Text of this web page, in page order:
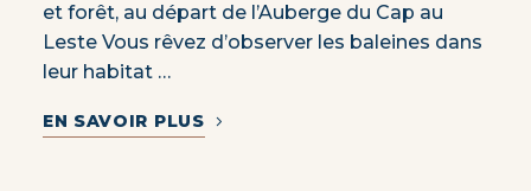
et forêt, au départ de l’Auberge du Cap au
Leste Vous rêvez d’observer les baleines dans
leur habitat …
EN SAVOIR PLUS